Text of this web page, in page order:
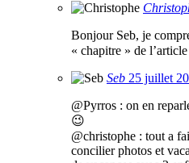
Bonjour Seb, je
« chapitre » de
Seb 25 juillet
@Pyrros : on en
😉
@christophe : tout a
concilier photos et